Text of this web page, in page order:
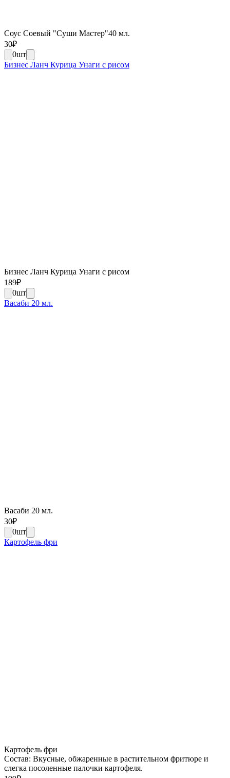
Соус Соевый "Суши Мастер"40 мл.
30₽
0шт
Бизнес Ланч Курица Унаги с рисом
Бизнес Ланч Курица Унаги с рисом
189₽
0шт
Васаби 20 мл.
Васаби 20 мл.
30₽
0шт
Картофель фри
Картофель фри
Состав: Вкусные, обжаренные в растительном фритюре и
слегка посоленные палочки картофеля.